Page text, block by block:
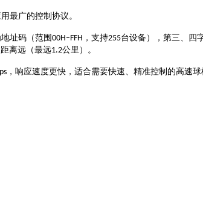
最广的控制协议。
址码（范围 00H–FFH ，支持255台设备），第三、四
离远（最远1.2公里） 。
，响应速度更快，适合需要快速、精准控制的高速